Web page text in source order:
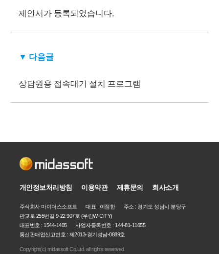
제안서가 등록되었습니다.
▼ 다음글
상담원용 접속대기 설치 프로그램
개인정보처리방침 이용약관 제휴문의 회사소개
주식회사 마이더스소프트 대표 : 이점한 주소 : 경기도 성남시 분당구
판교로 255번길 9-22 907호 (우림W-CITY)
대표번호 : 1544-1405 사업자등록번호 : 144-81-11655
통신판매업신고번호 : 제2013-경기성남-0889호
Copyright(c) midassoft Co.Ltd. all rights reserved.